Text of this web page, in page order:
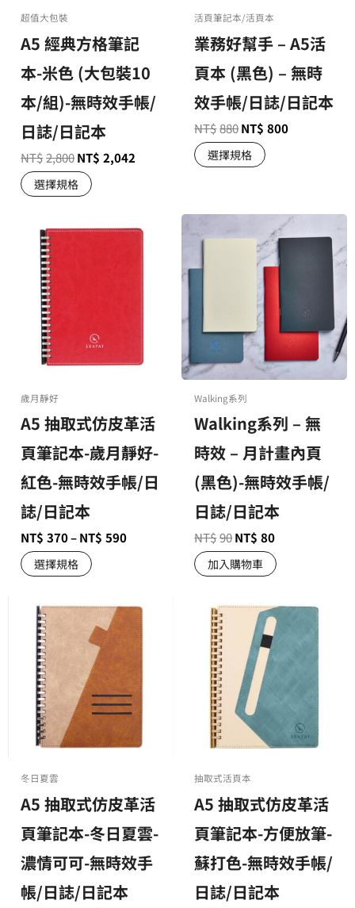
超值大包裝
A5 經典方格筆記
本-米色 (大包裝10
本/組)-無時效手帳/
日誌/日記本
NT$2,800NT$ 2,042
選擇規格
活頁筆記本/活頁本
業務好幫手 – A5活
頁本 (黑色) – 無時
效手帳/日誌/日記本
NT$880NT$ 800
選擇規格
歲月靜好
A5 抽取式仿皮革活
頁筆記本-歲月靜好-
紅色-無時效手帳/日
誌/日記本
NT$ 370–NT$ 590
選擇規格
Walking系列
Walking系列 – 無
時效 – 月計畫內頁
(黑色)-無時效手帳/
日誌/日記本
NT$90NT$ 80
加入購物車
冬日夏雲
A5 抽取式仿皮革活
頁筆記本-冬日夏雲-
濃情可可-無時效手
帳/日誌/日記本
抽取式活頁本
A5 抽取式仿皮革活
頁筆記本-方便放筆-
蘇打色-無時效手帳/
日誌/日記本